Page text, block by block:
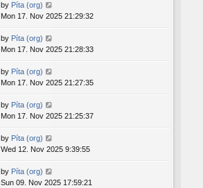
by Píta (org)
Mon 17. Nov 2025 21:29:32
by Píta (org)
Mon 17. Nov 2025 21:28:33
by Píta (org)
Mon 17. Nov 2025 21:27:35
by Píta (org)
Mon 17. Nov 2025 21:25:37
by Píta (org)
Wed 12. Nov 2025 9:39:55
by Píta (org)
Sun 09. Nov 2025 17:59:21